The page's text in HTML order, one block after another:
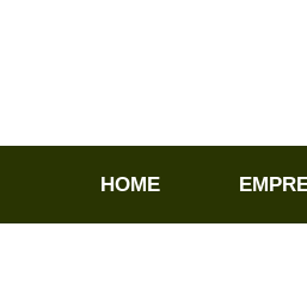
HOME